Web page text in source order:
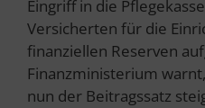
Eingriff in die
Versicherten für die
finanziellen Reserven
Finanzministerium
nun der Beitragssatz